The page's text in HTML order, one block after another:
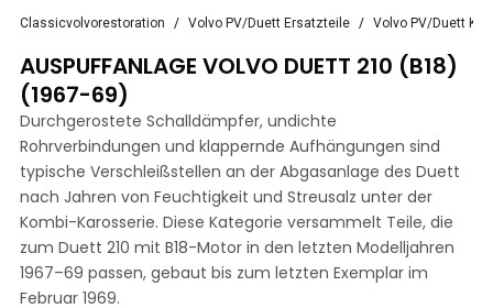
Volvo PV/Duett Ersatzteile
Volvo PV/Duett-Bremsanlage
Volvo PV/Duett Kraftstoff-/Auspuffanlage
Volvo PV/Duett Elektrische Ausrüstung
Volvo PV/Duett Vorderradaufhängung
Volvo PV/Duett InnenausstattungsErsatzteile
PV/Duett Karosserie
Volvo PV/Duett Getriebe/Hinterradaufhängung
Volvo PV/Duett Kühlsystem
Volvo PV/Duett-MotorenErsatzteile
Classicvolvorestoration Volvo PV/Duett Ersatzteile Volvo PV/Duett
AUSPUFFANLAGE VOLVO DUETT 210 (B18)
(1967-69)
Durchgerostete Schalldämpfer, undichte
Rohrverbindungen und klappernde Aufhängungen sind
typische Verschleißstellen an der Abgasanlage des Duett
nach Jahren von Feuchtigkeit und Streusalz unter der
Kombi-Karosserie. Diese Kategorie versammelt Teile, die
zum Duett 210 mit B18-Motor in den letzten Modelljahren
1967–69 passen, gebaut bis zum letzten Exemplar im
Februar 1969.